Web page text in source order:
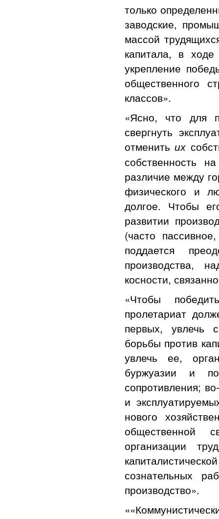
только
заводские,
массой
капитала, в
укрепление
общественного
классов».
«Ясно, что для
свергнуть
отменить их
собственность
различие между
физического и
долгое. Чтобы
развитии
(часто
поддается
производства,
косности,
«Чтобы
пролетариат
первых, увлечь
борьбы против
увлечь ее,
буржуазии и
сопротивления;
и
нового
общественной
организации
сознательных
производство».